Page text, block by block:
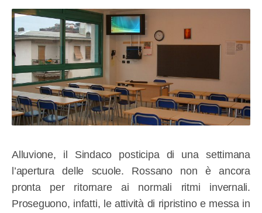
Alluvione, il Sindaco posticipa di una settimana
l’apertura delle scuole. Rossano non è ancora
pronta per ritornare ai normali ritmi invernali.
Proseguono, infatti, le attività di ripristino e messa in